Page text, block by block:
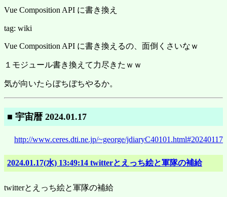
Vue Composition API に書き換え
tag: wiki
Vue Composition API に書き換えるの、面倒くさいなｗ
１モジュール書き換えて力尽きたｗｗ
気が向いたらぼちぼちやるか。
■ 宇宙暦 2024.01.17
http://www.ceres.dti.ne.jp/~george/jdiaryC40101.html#20240117
2024.01.17(水) 13:49:14 twitterとえっち絵と軍隊の補給
twitterとえっち絵と軍隊の補給